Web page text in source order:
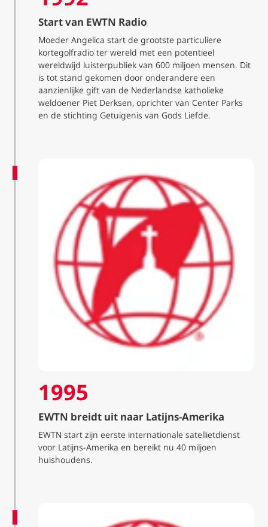
Start van EWTN Radio
Moeder Angelica start de grootste particuliere
kortegolfradio ter wereld met een potentieel
wereldwijd luisterpubliek van 600 miljoen mensen. Dit
is tot stand gekomen door onderandere een
aanzienlijke gift van de Nederlandse katholieke
weldoener Piet Derksen, oprichter van Center Parks
en de stichting Getuigenis van Gods Liefde.
1995
EWTN breidt uit naar Latijns-Amerika
EWTN start zijn eerste internationale satellietdienst
voor Latijns-Amerika en bereikt nu 40 miljoen
huishoudens.